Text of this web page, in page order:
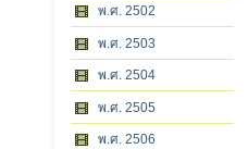
พ.ศ. 2502
พ.ศ. 2503
พ.ศ. 2504
พ.ศ. 2505
พ.ศ. 2506